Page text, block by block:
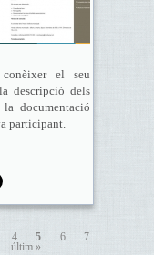
el seu
descripció dels
documentació
participant.
4 5 6
7
últim »